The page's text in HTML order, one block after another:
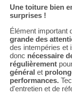
Une toiture bien
surprises !
Élément important
grande des
des intempéries et
donc nécessaire
régulièrement
général et
performances.
d'entretien et de